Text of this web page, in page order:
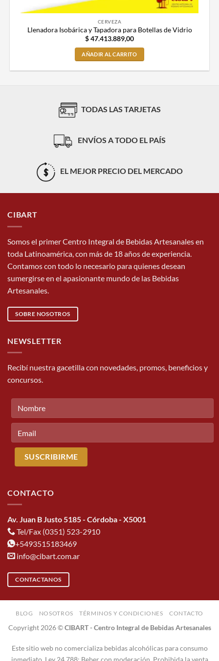
CERVEZA
Llenadora Isobárica y Tapadora para Botellas de Vidrio
$47.413.889,00
AÑADIR AL CARRITO
TODAS LAS TARJETAS
ENVÍOS A TODO EL PAÍS
EL MEJOR PRECIO DEL MERCADO
CIBART
Somos el primer Centro Integral de Bebidas Artesanales en
toda Latinoamérica, con más de 18 años de experiencia.
Contamos con todo lo necesario para quienes desean
sumergirse en el apasionante mundo de las Bebidas
Artesanales.
SOBRE NOSOTROS
NEWSLETTER
Recibí nuestra gacetilla con novedades, promos, beneficios y
concursos.
CONTACTO
Av. Juan B Justo 5185 - Córdoba - X5001
Tel/Fax (0351) 523-2910
+5493515183469
info@cibart.com.ar
CONTACTANOS
BLOG NOSOTROS TÉRMINOS Y CONDICIONES CONTACTO
Copyright 2026 ©CIBART - Centro Integral de Bebidas Artesanales
Este sitio web no comercializa bebidas alcohólicas para consumo